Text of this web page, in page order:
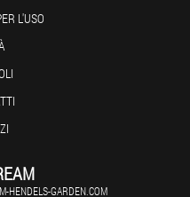
L'USO
HENDELS-GARDEN.COM